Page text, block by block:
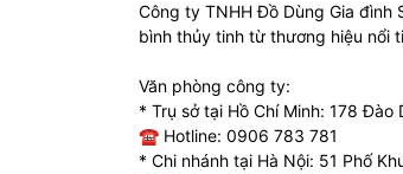
Công ty TNHH Đồ Dùng Gia đình
bình thủy tinh từ thương hiệu nổi
Văn phòng công ty:
* Trụ sở tại Hồ Chí Minh: 178 Đào
☎ Hotline: 0906 783 781
* Chi nhánh tại Hà Nội: 51 Phố